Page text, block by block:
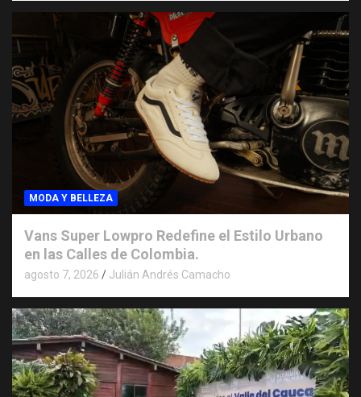
MODA Y BELLEZA
Vans Super Lowpro Redefine el Estilo Urbano
en las Calles de Colombia.
agosto 7, 2026 Julián Andrés Camacho